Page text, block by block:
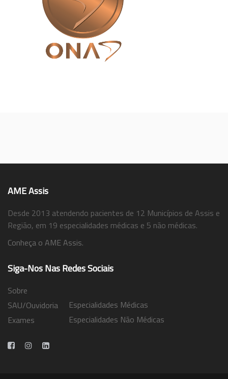
AME Assis
Desde 2013 atendendo pacientes de 12 Municípios de Assis e
Região, em 19 especialidades médicas e 5 não médicas.
Conheça o AME Assis.
Siga-Nos Nas Redes Sociais
Sobre
SAU/Ouvidoria
Exames
Especialidades Médicas
Especialidades Não Médicas